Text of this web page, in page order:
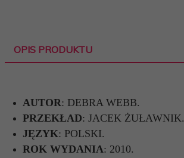
OPIS PRODUKTU
AUTOR: DEBRA WEBB.
PRZEKŁAD: JACEK ŻUŁAWNIK.
JĘZYK: POLSKI.
ROK WYDANIA: 2010.